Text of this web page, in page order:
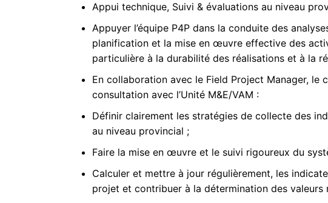
Appui technique, Suivi & évaluations au niveau
Appuyer l’équipe P4P dans la conduite des
planification et la mise en œuvre effective des
particulière à la durabilité des réalisations et à la
En collaboration avec le Field Project Manager, le
consultation avec l’Unité M&E/VAM :
Définir clairement les stratégies de collecte des
au niveau provincial ;
Faire la mise en œuvre et le suivi rigoureux du
Calculer et mettre à jour régulièrement, les
projet et contribuer à la détermination des valeurs